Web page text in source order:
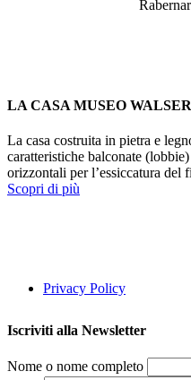
LA CASA MUSEO WALSER
La casa costruita in pietra e
caratteristiche balconate
orizzontali per l’essiccatura del
Scopri di più
Privacy Policy
Iscriviti alla Newsletter
Nome o nome completo